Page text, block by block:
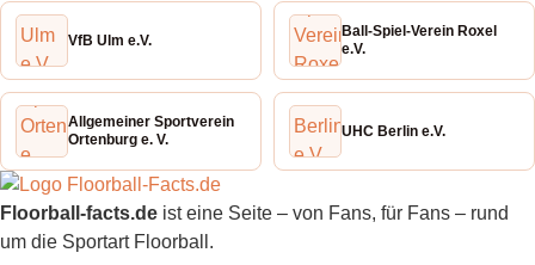
VfB Ulm e.V.
Ball-Spiel-Verein Roxel
e.V.
Allgemeiner Sportverein
Ortenburg e. V.
UHC Berlin e.V.
Floorball-facts.de ist eine Seite – von Fans, für Fans – rund
um die Sportart Floorball.